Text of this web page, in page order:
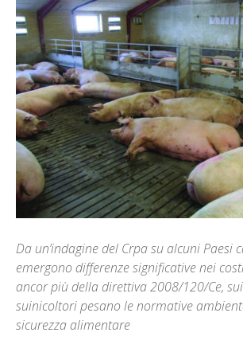
Da un’indagine del Crpa su alcuni Paesi
emergono differenze significative nei
ancor più della direttiva 2008/120/Ce,
suinicoltori pesano le normative
sicurezza alimentare